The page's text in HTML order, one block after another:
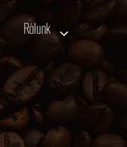
Rólunk